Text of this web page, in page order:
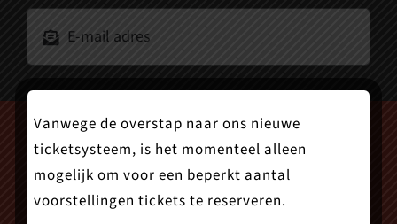
Vanwege de overstap naar ons nieuwe
ticketsysteem, is het momenteel alleen
mogelijk om voor een beperkt aantal
voorstellingen tickets te reserveren.